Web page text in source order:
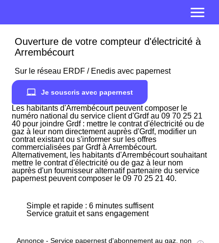
Ouverture de votre compteur d'électricité à
Arrembécourt
Sur le réseau ERDF / Enedis avec papernest
Je souscris avec papernest
Les habitants d'Arrembécourt peuvent composer le
numéro national du service client d'Grdf au 09 70 25 21
40 pour joindre Grdf : mettre le contrat d'électricité ou de
gaz à leur nom directement auprès d'Grdf, modifier un
contrat existant ou s'informer sur les offres
commercialisées par Grdf à Arrembécourt.
Alternativement, les habitants d'Arrembécourt souhaitant
mettre le contrat d'électricité ou de gaz à leur nom
auprès d'un fournisseur alternatif partenaire du service
papernest peuvent composer le 09 70 25 21 40.
Simple et rapide : 6 minutes suffisent
Service gratuit et sans engagement
Annonce - Service papernest d'abonnement au gaz, non